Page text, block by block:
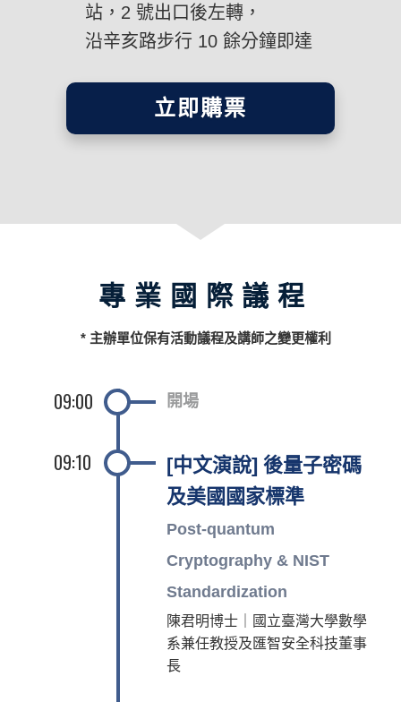
站，2 號出口後左轉，
沿辛亥路步行 10 餘分鐘即達
立即購票
專業國際議程
* 主辦單位保有活動議程及講師之變更權利
09:00 開場
09:10
[中文演說] 後量子密碼
及美國國家標準
Post-quantum
Cryptography & NIST
Standardization
陳君明博士｜國立臺灣大學數學
系兼任教授及匯智安全科技董事
長